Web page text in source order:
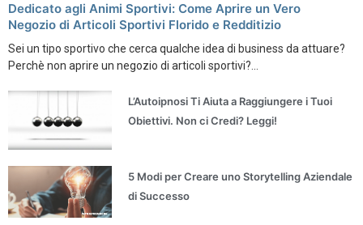
Dedicato agli Animi Sportivi: Come Aprire un Vero
Negozio di Articoli Sportivi Florido e Redditizio
Sei un tipo sportivo che cerca qualche idea di business da attuare?
Perchè non aprire un negozio di articoli sportivi?...
L’Autoipnosi Ti Aiuta a Raggiungere i Tuoi
Obiettivi. Non ci Credi? Leggi!
5 Modi per Creare uno Storytelling Aziendale
di Successo